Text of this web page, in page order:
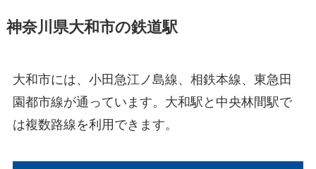
神奈川県大和市の鉄道駅
大和市には、小田急江ノ島線、相鉄本線、東急田
園都市線が通っています。大和駅と中央林間駅で
は複数路線を利用できます。